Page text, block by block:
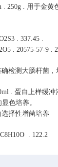
. 250g . 用于金黄
. 337.45 .
. 20575-57-9 .
检测大肠杆菌
. 蛋白上样缓冲
色培养。
择性增菌培养
C8H10O . 122.2